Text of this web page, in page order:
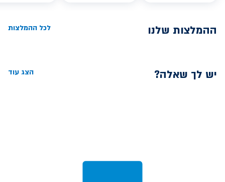
ההמלצות שלנו לכל ההמלצות
יש לך שאלה? הצג עוד